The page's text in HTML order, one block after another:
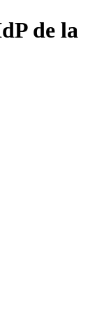
de la